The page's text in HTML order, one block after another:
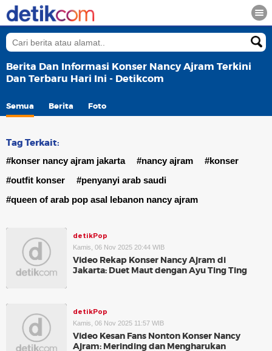
Berita Dan Informasi Konser Nancy Ajram Terkini
Dan Terbaru Hari Ini - Detikcom
Semua Berita Foto
Tag Terkait:
#konser nancy ajram jakarta #nancy ajram
#konser
#outfit konser
#penyanyi arab saudi
#queen of arab pop asal lebanon nancy ajram
detikPop
Kamis, 06 Nov 2025 20:44 WIB
Video Rekap Konser Nancy Ajram di
Jakarta: Duet Maut dengan Ayu Ting Ting
detikPop
Kamis, 06 Nov 2025 11:57 WIB
Video Kesan Fans Nonton Konser Nancy
Ajram: Merinding dan Mengharukan